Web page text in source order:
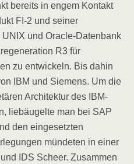
bereits in engem Kontakt
FI-2 und seiner
und Oracle-Datenbank
R3 für
zu entwickeln. Bis dahin
IBM und Siemens. Um die
Architektur des IBM-
liebäugelte man bei SAP
den eingesetzten
mündeten in einer
IDS Scheer. Zusammen